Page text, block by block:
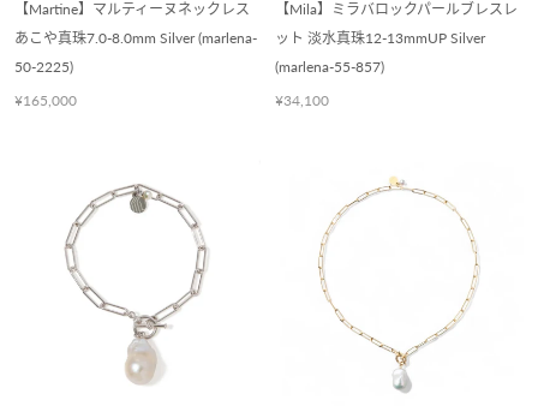
【Martine】マルティーヌネックレス
あこや真珠7.0-8.0mm Silver (marlena-
50-2225)
¥165,000
【Mila】ミラバロックパールブレスレ
ット 淡水真珠12-13mmUP Silver
(marlena-55-857)
¥34,100